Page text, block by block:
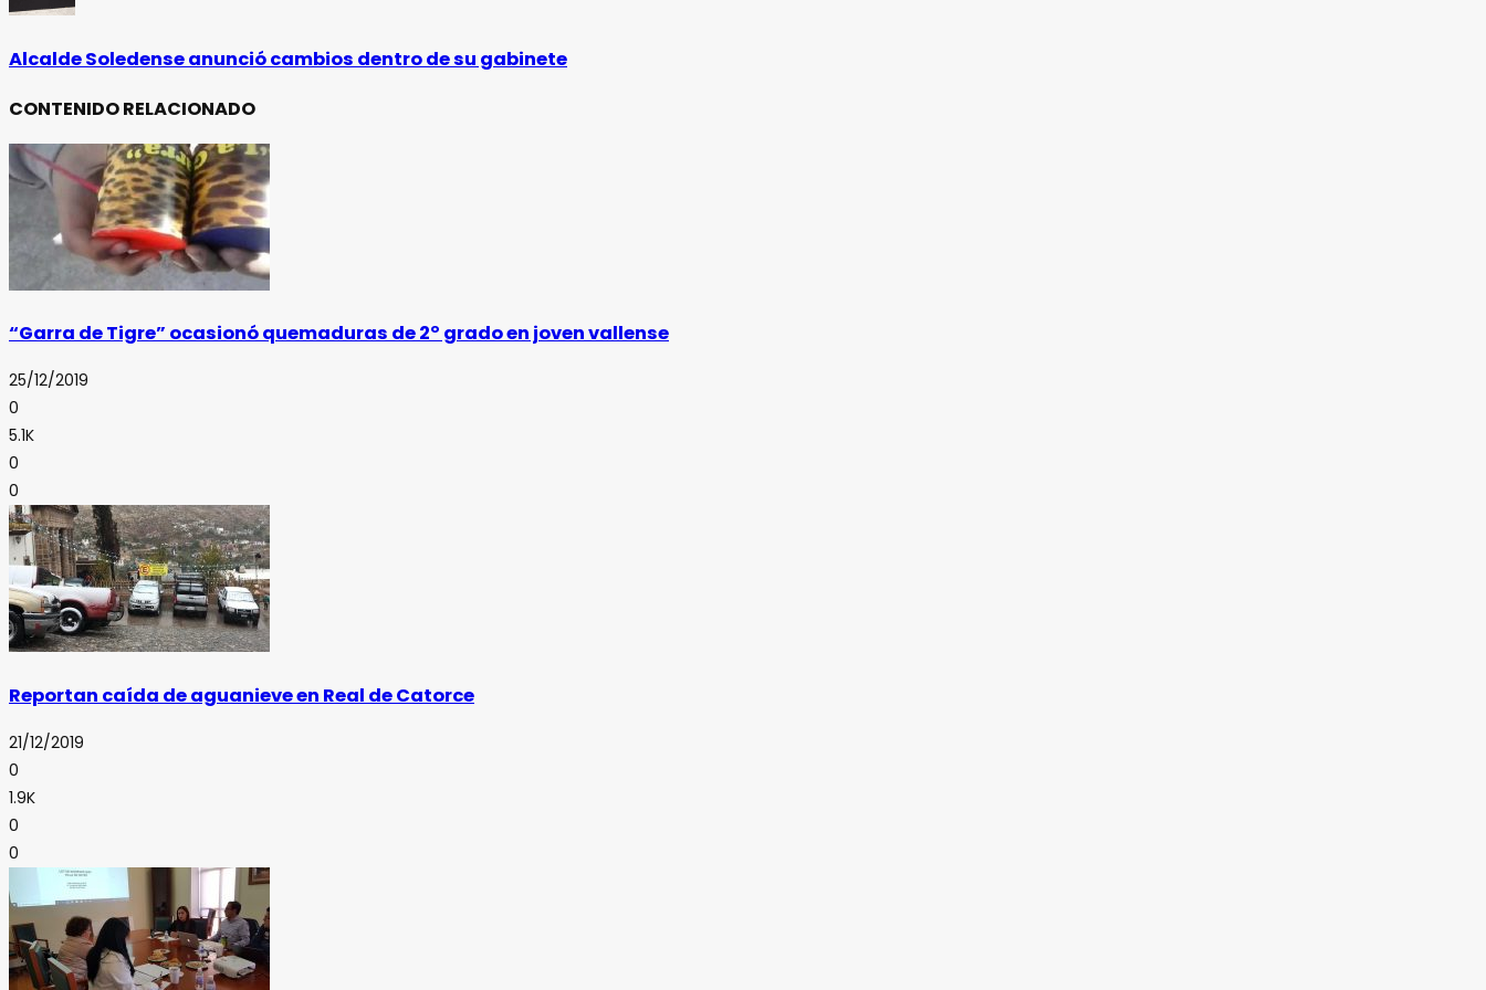
Alcalde Soledense anunció cambios dentro de su gabinete
CONTENIDO RELACIONADO
“Garra de Tigre” ocasionó quemaduras de 2º grado en joven vallense
25/12/2019
0
5.1K
0
0
Reportan caída de aguanieve en Real de Catorce
21/12/2019
0
1.9K
0
0